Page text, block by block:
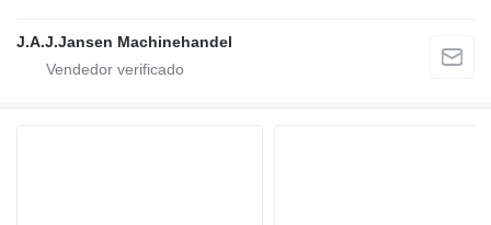
J.A.J.Jansen Machinehandel